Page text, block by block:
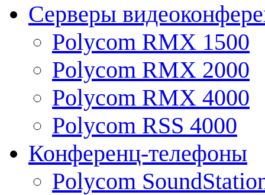
Серверы
Polycom RMX 1500
Polycom RMX 2000
Polycom RMX 4000
Polycom RSS 4000
Конференц-телефоны
Polycom